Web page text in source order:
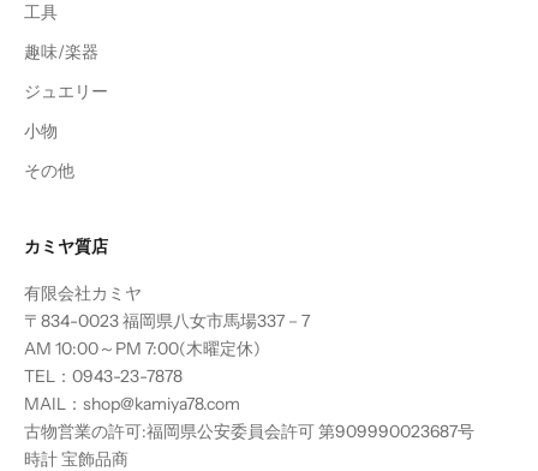
工具
趣味/楽器
ジュエリー
小物
その他
カミヤ質店
有限会社カミヤ
〒834-0023 福岡県八女市馬場337－7
AM 10:00～PM 7:00(木曜定休)
TEL：0943-23-7878
MAIL：shop@kamiya78.com
古物営業の許可:福岡県公安委員会許可 第909990023687号
時計 宝飾品商